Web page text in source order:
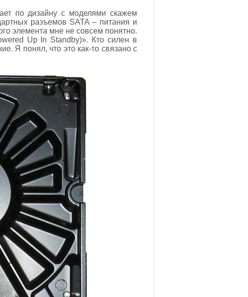
по дизайну с моделями скажем
разъемов SATA – питания и
элемента мне не совсем понятно.
Up In Standby)». Кто силен в
Я понял, что это как-то связано с